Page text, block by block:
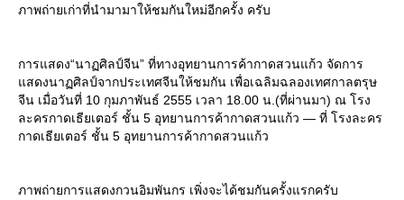
ภาพถ่ายเก่าที่นำมามาให้ชมกันใหม่อีกครั้ง ครับ
การแสดง“นาฏศิลป์จีน” ที่ทางอุทยานการค้ากาดสวนแก้ว จัดการ
สดงนาฏศิลป์จากประเทศจีนให้ชมกัน เพื่อเฉลิมฉลองเทศกาลตรุษ
จีน เมื่อวันที่ 10 กุมภาพันธ์ 2555 เวลา 18.00 น.(ที่ผ่านมา) ณ โรง
ละครกาดเธียเตอร์ ชั้น 5 อุทยานการค้ากาดสวนแก้ว — ที่ โรงละคร
กาดเธียเตอร์ ชั้น 5 อุทยานการค้ากาดสวนแก้ว
ภาพถ่ายการแสดงกวนอิมพันกร เพิ่งจะได้ชมกันครั้งแรกครับ